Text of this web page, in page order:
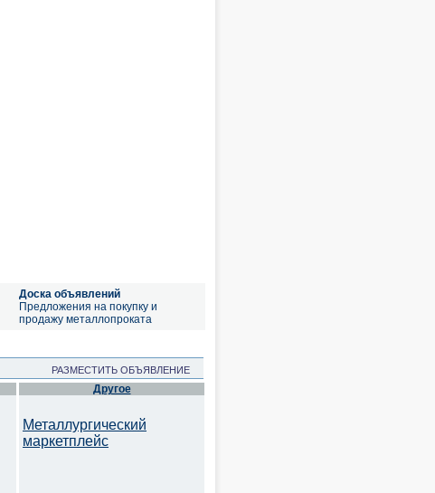
Доска объявлений
Предложения на покупку и
продажу металлопроката
РАЗМЕСТИТЬ ОБЪЯВЛЕНИЕ
Другое
Металлургический
маркетплейс